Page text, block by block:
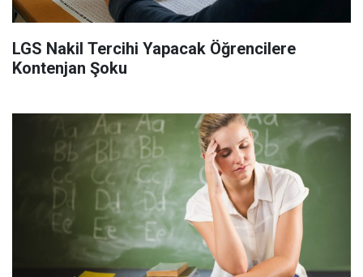
LGS Nakil Tercihi Yapacak Öğrencilere
Kontenjan Şoku